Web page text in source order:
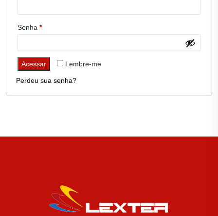
Senha *Obrigatório
Lembre-me
Acessar
Perdeu sua senha?